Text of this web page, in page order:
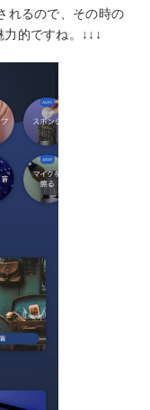
れるので、その時の
的ですね。↓↓↓